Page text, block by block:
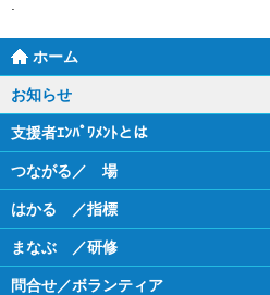
ホーム
お知らせ
支援者ｴﾝﾊﾟﾜﾒﾝﾄとは
つながる／ 場
はかる ／指標
まなぶ ／研修
問合せ／ボランティア